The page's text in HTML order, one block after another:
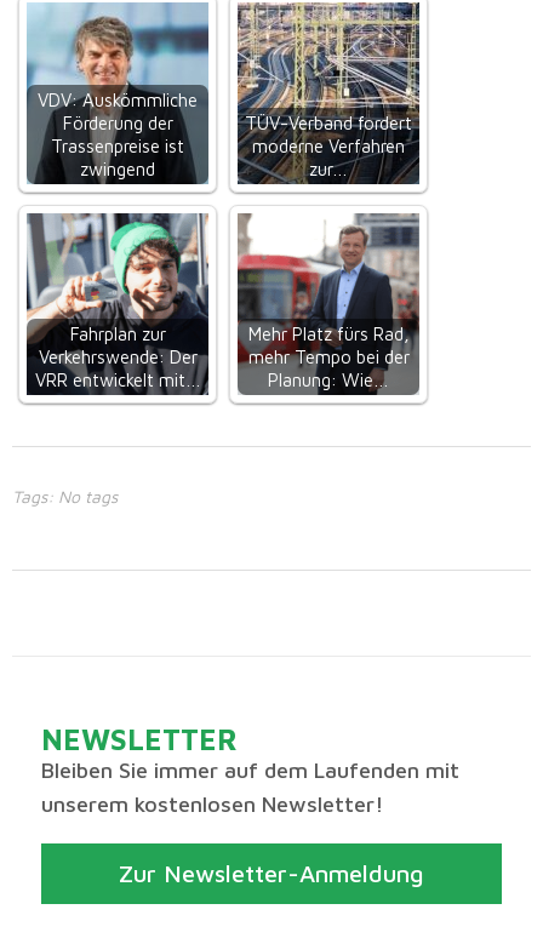
VDV: Auskömmliche
Förderung der
Trassenpreise ist
zwingend
TÜV-Verband fordert
moderne Verfahren
zur…
Fahrplan zur
Verkehrswende: Der
VRR entwickelt mit…
Mehr Platz fürs Rad,
mehr Tempo bei der
Planung: Wie…
Tags: No tags
NEWSLETTER
Bleiben Sie immer auf dem Laufenden mit
unserem kostenlosen Newsletter!
Zur Newsletter-Anmeldung